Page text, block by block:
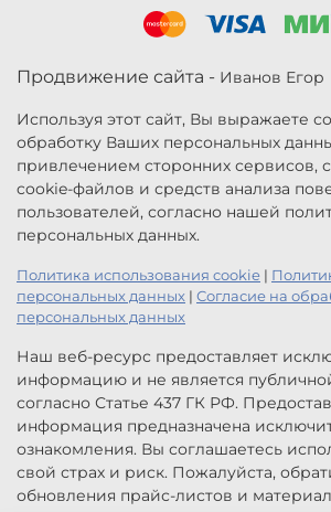
Продвижение сайта - Иванов Егор
Используя этот сайт, Вы выражаете
обработку Ваших персональных
привлечением сторонних сервисов,
cookie-файлов и средств анализа
пользователей, согласно нашей
персональных данных.
Политика использования cookie |
персональных данных | Согласие на
персональных данных
Наш веб-ресурс предоставляет
информацию и не является
согласно Статье 437 ГК РФ.
информация предназначена
ознакомления. Вы соглашаетесь
свой страх и риск. Пожалуйста,
обновления прайс-листов и